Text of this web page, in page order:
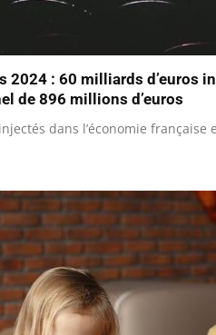
2024 : 60 milliards d’euros
de 896 millions d’euros
dans l’économie française